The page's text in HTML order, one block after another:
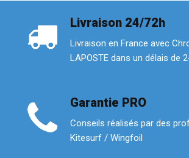
Livraison 24/72h
Livraison en France avec
LAPOSTE dans un délais de
Garantie PRO
Conseils réalisés par des
Kitesurf / Wingfoil